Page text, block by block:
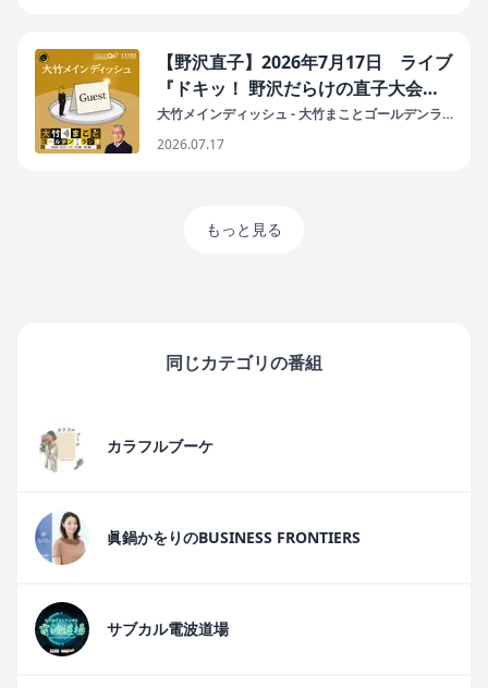
【野沢直子】2026年7月17日 ライブ
『ドキッ！ 野沢だらけの直子大会２
０２６夏！！！〜まさかの１０周年！
まさかのツーマン渋谷炎上編〜』
大竹メインディッシュ - 大竹まことゴールデンラ
2026.07.17
もっと見る
同じカテゴリの番組
カラフルブーケ
眞鍋かをりのBUSINESS FRONTIERS
サブカル電波道場